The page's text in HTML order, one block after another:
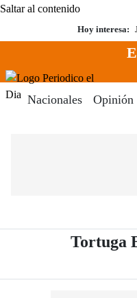
Saltar al contenido
Hoy interesa:
Menú
Nacionales Opinión
Tortuga